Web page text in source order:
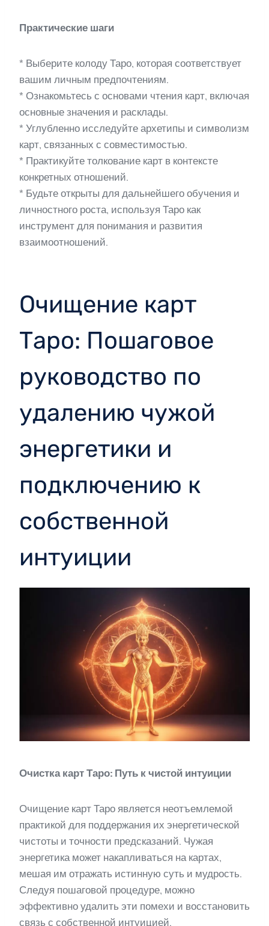
Практические шаги
* Выберите колоду Таро, которая соответствует
вашим личным предпочтениям.
* Ознакомьтесь с основами чтения карт, включая
основные значения и расклады.
* Углубленно исследуйте архетипы и символизм
карт, связанных с совместимостью.
* Практикуйте толкование карт в контексте
конкретных отношений.
* Будьте открыты для дальнейшего обучения и
личностного роста, используя Таро как
инструмент для понимания и развития
взаимоотношений.
Очищение карт
Таро: Пошаговое
руководство по
удалению чужой
энергетики и
подключению к
собственной
интуиции
Очистка карт Таро: Путь к чистой интуиции
Очищение карт Таро является неотъемлемой
практикой для поддержания их энергетической
чистоты и точности предсказаний. Чужая
энергетика может накапливаться на картах,
мешая им отражать истинную суть и мудрость.
Следуя пошаговой процедуре, можно
эффективно удалить эти помехи и восстановить
связь с собственной интуицией.